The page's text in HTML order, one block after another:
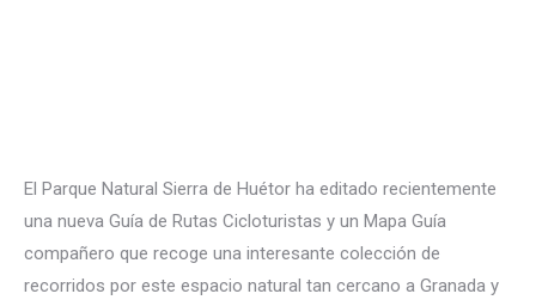
El Parque Natural Sierra de Huétor ha editado recientemente
una nueva Guía de Rutas Cicloturistas y un Mapa Guía
compañero que recoge una interesante colección de
recorridos por este espacio natural tan cercano a Granada y